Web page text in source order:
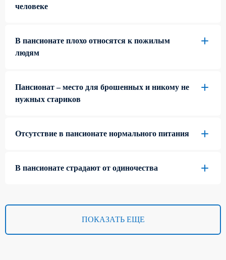
человеке
В пансионате плохо относятся к пожилым
людям
Пансионат – место для брошенных и никому не
нужных стариков
Отсутствие в пансионате нормального питания
В пансионате страдают от одиночества
ПОКАЗАТЬ ЕЩЕ